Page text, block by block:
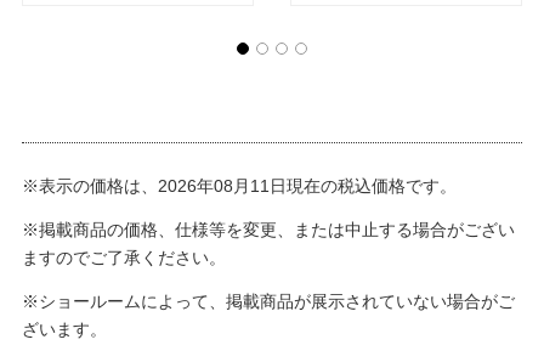
※表示の価格は、2026年08月11日現在の税込価格です。
※掲載商品の価格、仕様等を変更、または中止する場合がござい
ますのでご了承ください。
※ショールームによって、掲載商品が展示されていない場合がご
ざいます。